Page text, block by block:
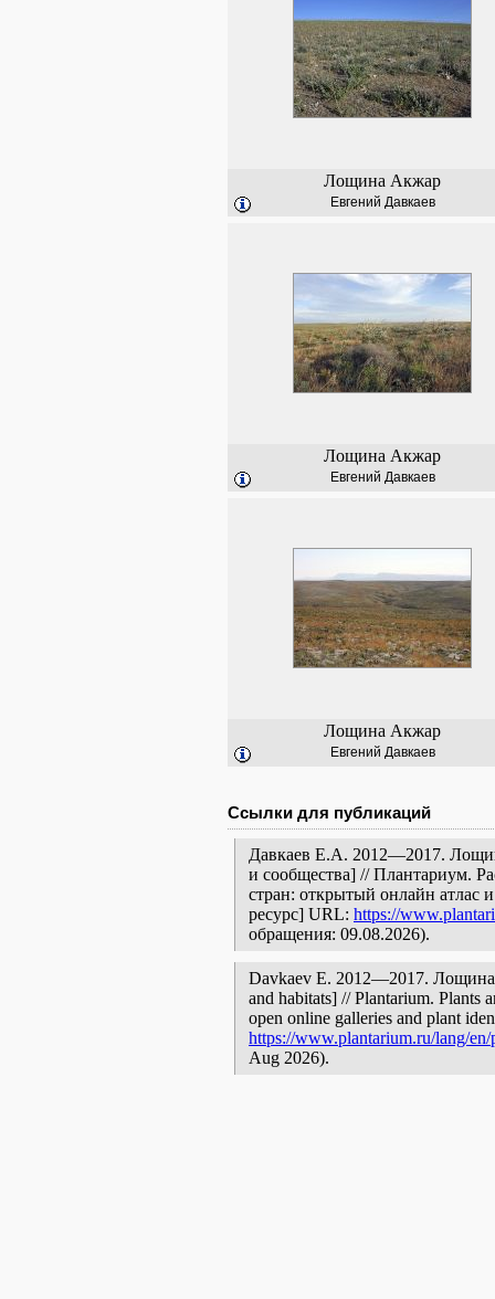
Лощина Акжар
Евгений Давкаев
Лощина Акжар
Евгений Давкаев
Лощина Акжар
Евгений Давкаев
Ссылки для публикаций
Давкаев Е.А. 2012—2017.
и сообщества] // Плантариум.
стран: открытый онлайн атлас
ресурс] URL: https://
обращения: 09.08.2026).
Davkaev E. 2012—2017. Лощина
and habitats] // Plantarium. Plants
open online galleries and plant
https://www.plantarium.ru/lang/
Aug 2026).